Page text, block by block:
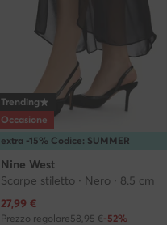
extra -15% Codice: SUMMER
Trending
Occasione
Nine West
Scarpe stiletto · Nero · 8.5 cm
Prezzo attuale
27,99 €
Prezzo regolare58,95 €-52%